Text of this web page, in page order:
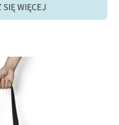
SIĘ WIĘCEJ